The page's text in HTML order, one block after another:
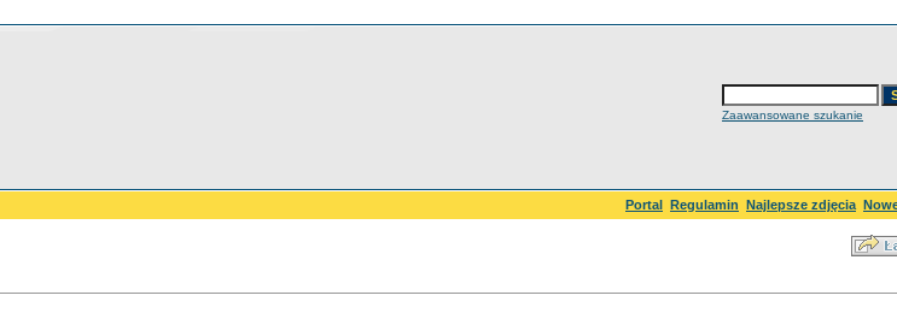
Zaawansowane szukanie
Portal Regulamin Najlepsze zdjęcia